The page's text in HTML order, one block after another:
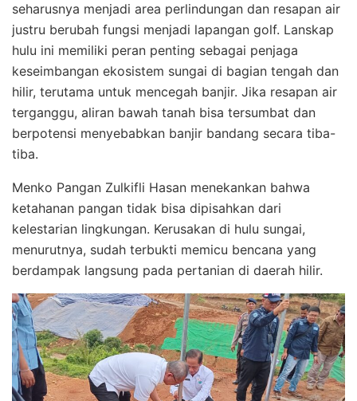
seharusnya menjadi area perlindungan dan resapan air
justru berubah fungsi menjadi lapangan golf. Lanskap
hulu ini memiliki peran penting sebagai penjaga
keseimbangan ekosistem sungai di bagian tengah dan
hilir, terutama untuk mencegah banjir. Jika resapan air
terganggu, aliran bawah tanah bisa tersumbat dan
berpotensi menyebabkan banjir bandang secara tiba-
tiba.
Menko Pangan Zulkifli Hasan menekankan bahwa
ketahanan pangan tidak bisa dipisahkan dari
kelestarian lingkungan. Kerusakan di hulu sungai,
menurutnya, sudah terbukti memicu bencana yang
berdampak langsung pada pertanian di daerah hilir.